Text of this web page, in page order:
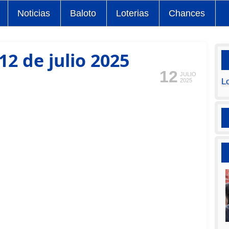
Noticias Baloto Loterias Chances
de julio 2025
12 JULIO
2025